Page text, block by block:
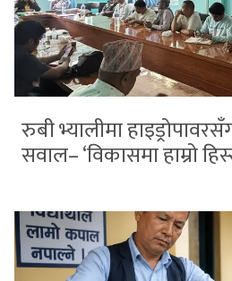
रुबी भ्यालीमा
सवाल– ‘विकासमा हाम्रो